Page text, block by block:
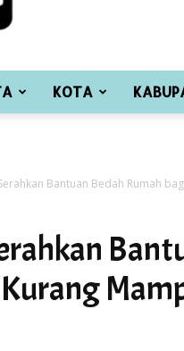
KOTA
Bantuan Bedah Rumah